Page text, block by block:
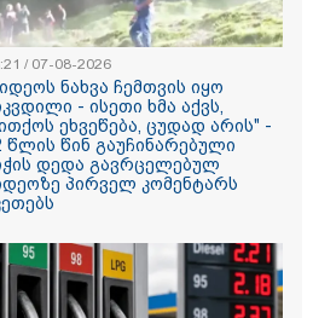
და
თვე
18:21 / 07-08-2026
"ვიდეოს ნახვა
სიკვდილი -
თითქოს
12 წლის წინ
ბიჭის დედა
ვიდეოზე
აკეთებს
/ 07-08-2026
ნახვა ჩემთვის იყო
- ისეთი ხმა აქვს,
ეხვეწება, ცუდად არის" -
წლის წინ გაუჩინარებული
დედა გავრცელებულ
პირველ კომენტარს